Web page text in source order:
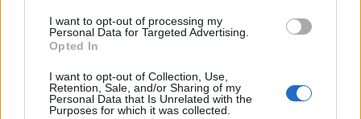
I want to opt-out of processing my
Personal Data for Targeted Advertising.
Opted In
I want to opt-out of Collection, Use,
Retention, Sale, and/or Sharing of my
Personal Data that Is Unrelated with the
Purposes for which it was collected.
No Es Mi Culpa Remix ft.